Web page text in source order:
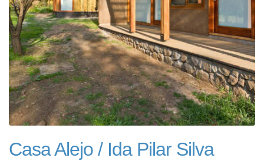
Casa Alejo / Ida Pilar Silva